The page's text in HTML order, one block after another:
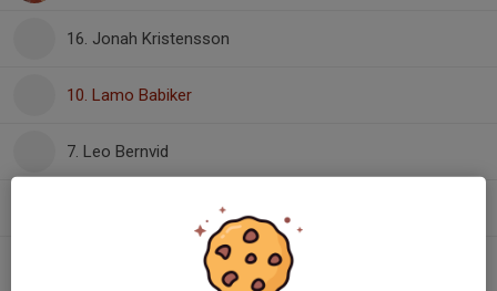
16. Jonah Kristensson
10. Lamo Babiker
7. Leo Bernvid